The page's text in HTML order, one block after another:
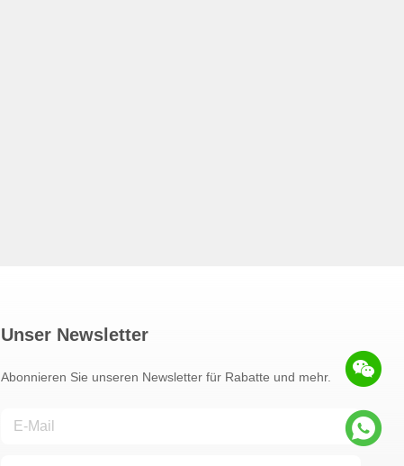
Unser Newsletter
Abonnieren Sie unseren Newsletter für Rabatte und mehr.